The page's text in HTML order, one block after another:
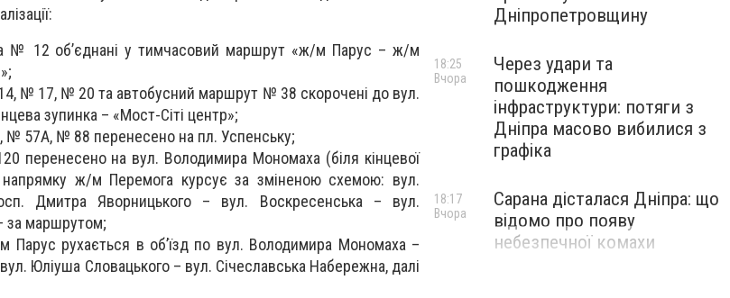
№ 12 об’єднані у тимчасовий маршрут «ж/м Парус – ж/м
№ 17, № 20 та автобусний маршрут № 38 скорочені до вул.
зупинка – «Мост-Сіті центр»;
№ 57А, № 88 перенесено на пл. Успенську;
перенесено на вул. Володимира Мономаха (біля кінцевої
ж/м Перемога курсує за зміненою схемою: вул.
Дмитра Яворницького – вул. Воскресенська – вул.
за маршрутом;
рухається в об’їзд по вул. Володимира Мономаха –
Юліуша Словацького – вул. Січеславська Набережна, далі
Дніпропетровщину
Через удари та
пошкодження
інфраструктури: потяги з
Дніпра масово вибилися з
графіка
18:25
Вчора
Сарана дісталася Дніпра: що
відомо про появу
небезпечної комахи
18:17
Вчора